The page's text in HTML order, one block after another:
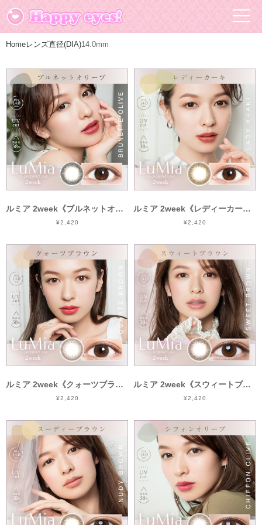
Homeレンズ直径(DIA)14.0mm
ルミア 2week《ブルネットオリーブ》/ LuMia 2week《BRUNETTE OLIVE》[6枚入り]
¥2,420
ルミア 2week《レディーカーキ》/ LuMia 2week《LADY KHAKI》[6枚入り]
¥2,420
ルミア 2week《クォーツブラウン》/ LuMia 2week《QUARTZBROWN》[6枚入り]
¥2,420
ルミア 2week《スウィートブラウン》/ LuMia 2week《SWEET BROWN》[6枚入り]
¥2,420